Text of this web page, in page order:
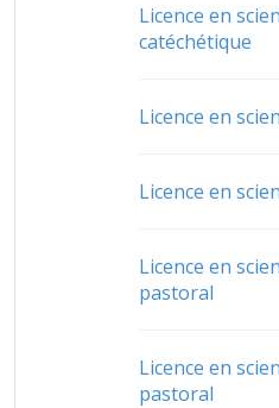
Licence en
catéchétique
Licence en
Licence en
Licence en
pastoral
Licence en
pastoral